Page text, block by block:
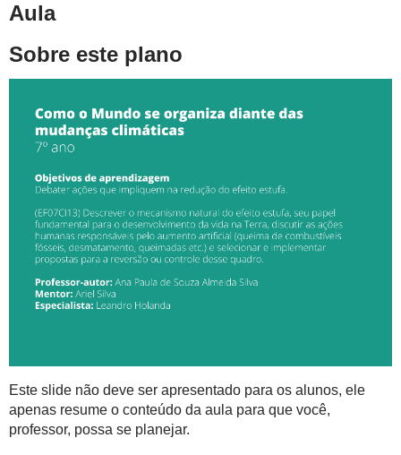
Aula
Sobre este plano
Este slide não deve ser apresentado para os alunos, ele
apenas resume o conteúdo da aula para que você,
professor, possa se planejar.